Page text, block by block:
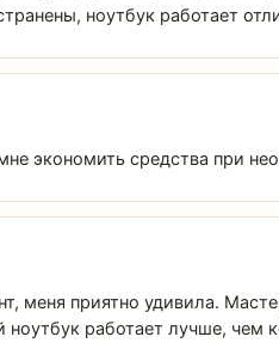
ноутбук работает
экономить средства при
меня приятно удивила.
ноутбук работает лучше, чем